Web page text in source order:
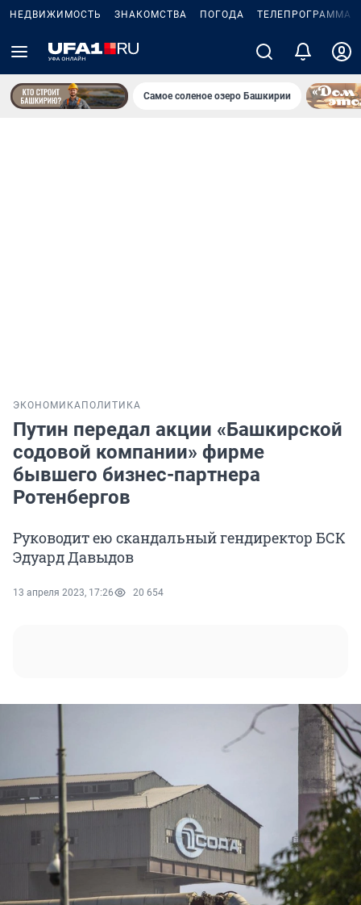
НЕДВИЖИМОСТЬ ЗНАКОМСТВА ПОГОДА ТЕЛЕПРОГРАММА
Самое соленое озеро Башкирии
ЭКОНОМИКА ПОЛИТИКА
Путин передал акции «Башкирской
содовой компании» фирме
бывшего бизнес-партнера
Ротенбергов
Руководит ею скандальный гендиректор БСК
Эдуард Давыдов
13 апреля 2023, 17:26 20 654